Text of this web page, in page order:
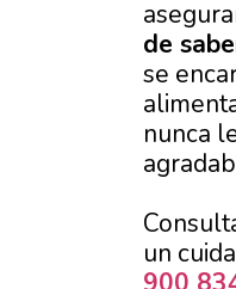
de
se
nunca
un